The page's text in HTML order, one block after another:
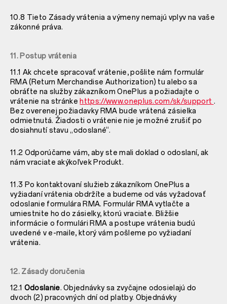
10.8 Tieto Zásady vrátenia a výmeny nemajú vplyv na vaše
zákonné práva.
11. Postup vrátenia
11.1 Ak chcete spracovať vrátenie, pošlite nám formulár
RMA (Return Merchandise Authorization) tu alebo sa
obráťte na služby zákazníkom OnePlus a požiadajte o
vrátenie na stránke https://www.oneplus.com/sk/support .
Bez overenej požiadavky RMA bude vrátená zásielka
odmietnutá. Žiadosti o vrátenie nie je možné zrušiť po
dosiahnutí stavu „odoslané“.
11.2 Odporúčame vám, aby ste mali doklad o odoslaní, ak
nám vraciate akýkoľvek Produkt.
11.3 Po kontaktovaní služieb zákazníkom OnePlus a
vyžiadaní vrátenia obdržíte a budeme od vás vyžadovať
odoslanie formulára RMA. Formulár RMA vytlačte a
umiestnite ho do zásielky, ktorú vraciate. Bližšie
informácie o formulári RMA a postupe vrátenia budú
uvedené v e-maile, ktorý vám pošleme po vyžiadaní
vrátenia.
12. Zásady doručenia
12.1 Odoslanie. Objednávky sa zvyčajne odosielajú do
dvoch (2) pracovných dní od platby. Objednávky